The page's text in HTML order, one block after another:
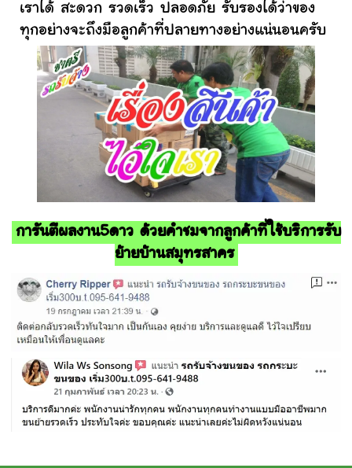
เราได้ สะดวก รวดเร็ว ปลอดภัย รับรองได้ว่าของ
ทุกอย่างจะถึงมือลูกค้าที่ปลายทางอย่างแน่นอนครับ
การันตีผลงาน5ดาว ด้วยคำชมจากลูกค้าที่ใช้บริการรับ
ย้ายบ้านสมุทรสาคร